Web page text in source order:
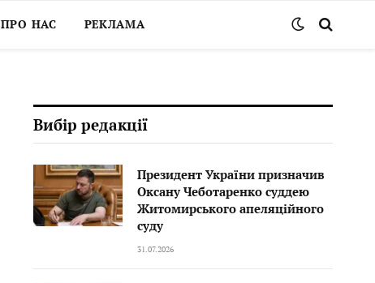
ПРО НАС РЕКЛАМА
Вибір редакції
Президент України призначив
Оксану Чеботаренко суддею
Житомирського апеляційного
суду
31.07.2026